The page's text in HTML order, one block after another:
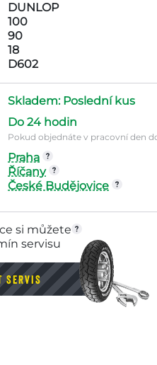
DUNLOP
100
90
18
D602
Skladem: Poslední kus
Do 24 hodin
Pokud objednáte v pracovní den
Praha
Říčany
České Budějovice
si můžete
servisu
SERVIS